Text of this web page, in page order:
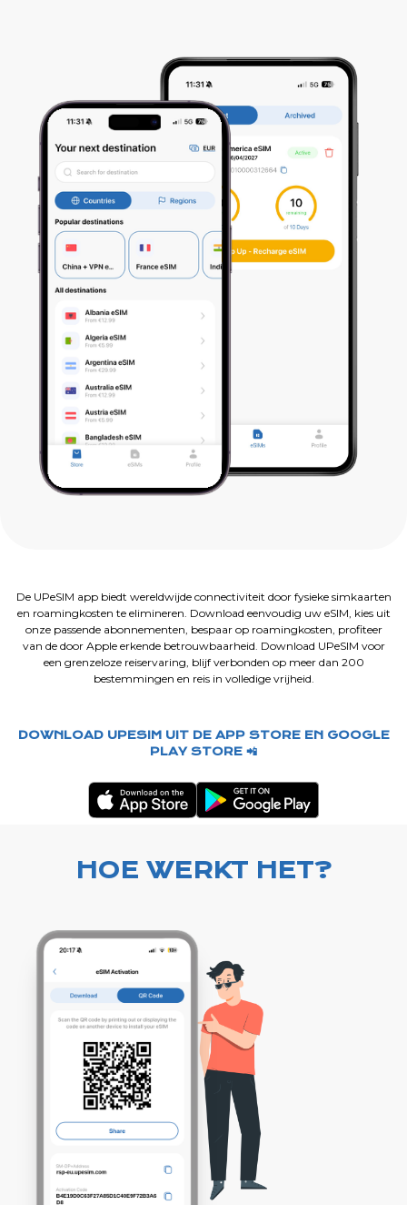
De UPeSIM app biedt wereldwijde connectiviteit door fysieke simkaarten
en roamingkosten te elimineren. Download eenvoudig uw eSIM, kies uit
onze passende abonnementen, bespaar op roamingkosten, profiteer
van de door Apple erkende betrouwbaarheid. Download UPeSIM voor
een grenzeloze reiservaring, blijf verbonden op meer dan 200
bestemmingen en reis in volledige vrijheid.
DOWNLOAD UPESIM UIT DE APP STORE EN GOOGLE
PLAY STORE 📲
HOE WERKT HET?